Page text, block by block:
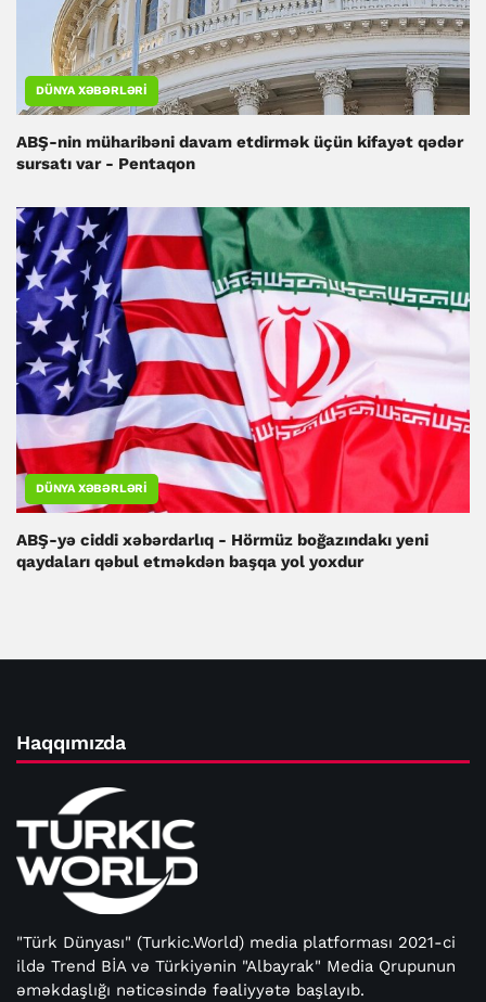
DÜNYA XƏBƏRLƏRI
ABŞ-nin müharibəni davam etdirmək üçün kifayət qədər
sursatı var - Pentaqon
DÜNYA XƏBƏRLƏRI
ABŞ-yə ciddi xəbərdarlıq - Hörmüz boğazındakı yeni
qaydaları qəbul etməkdən başqa yol yoxdur
Haqqımızda
"Türk Dünyası" (Turkic.World) media platforması 2021-ci
ildə Trend BİA və Türkiyənin "Albayrak" Media Qrupunun
əməkdaşlığı nəticəsində fəaliyyətə başlayıb.